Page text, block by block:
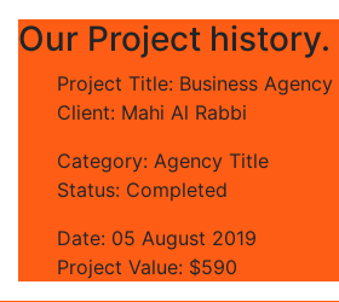
Our Project history.
Project Title: Business Agency
Client: Mahi Al Rabbi
Category: Agency Title
Status: Completed
Date: 05 August 2019
Project Value: $590